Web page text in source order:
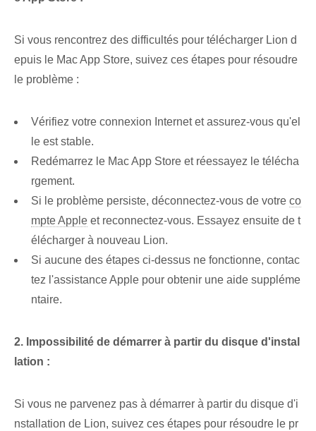
Si vous rencontrez des difficultés pour télécharger Lion d
epuis le Mac App Store, suivez ces étapes pour résoudre
le problème :
Vérifiez votre connexion Internet et assurez-vous qu'el
le est stable.
Redémarrez le Mac App Store et réessayez le télécha
rgement.
Si le problème persiste, déconnectez-vous de votre co
mpte Apple et reconnectez-vous. Essayez ensuite de t
élécharger à nouveau Lion.
Si aucune des étapes ci-dessus ne fonctionne, contac
tez l'assistance Apple pour obtenir une aide suppléme
ntaire.
2. Impossibilité de démarrer à partir du disque d'instal
lation :
Si vous ne parvenez pas à démarrer à partir du disque d'i
nstallation de Lion, suivez ces étapes pour résoudre le pr